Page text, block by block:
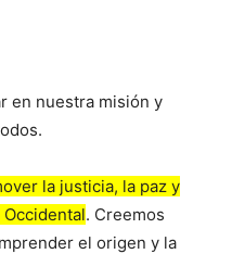
en nuestra misión y
la justicia, la paz y
. Creemos
el origen y la